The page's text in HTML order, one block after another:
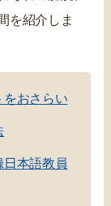
を紹介しま
をおさらい
本語教員